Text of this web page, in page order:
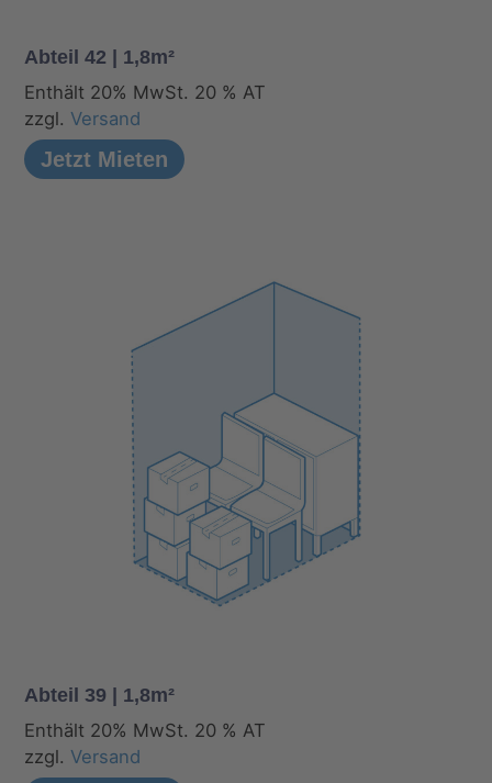
Abteil 42 | 1,8m²
Enthält 20% MwSt. 20 % AT
zzgl.Versand
Jetzt Mieten
Abteil 39 | 1,8m²
Enthält 20% MwSt. 20 % AT
zzgl.Versand